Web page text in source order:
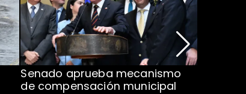
Senado aprueba mecanismo
de compensación municipal